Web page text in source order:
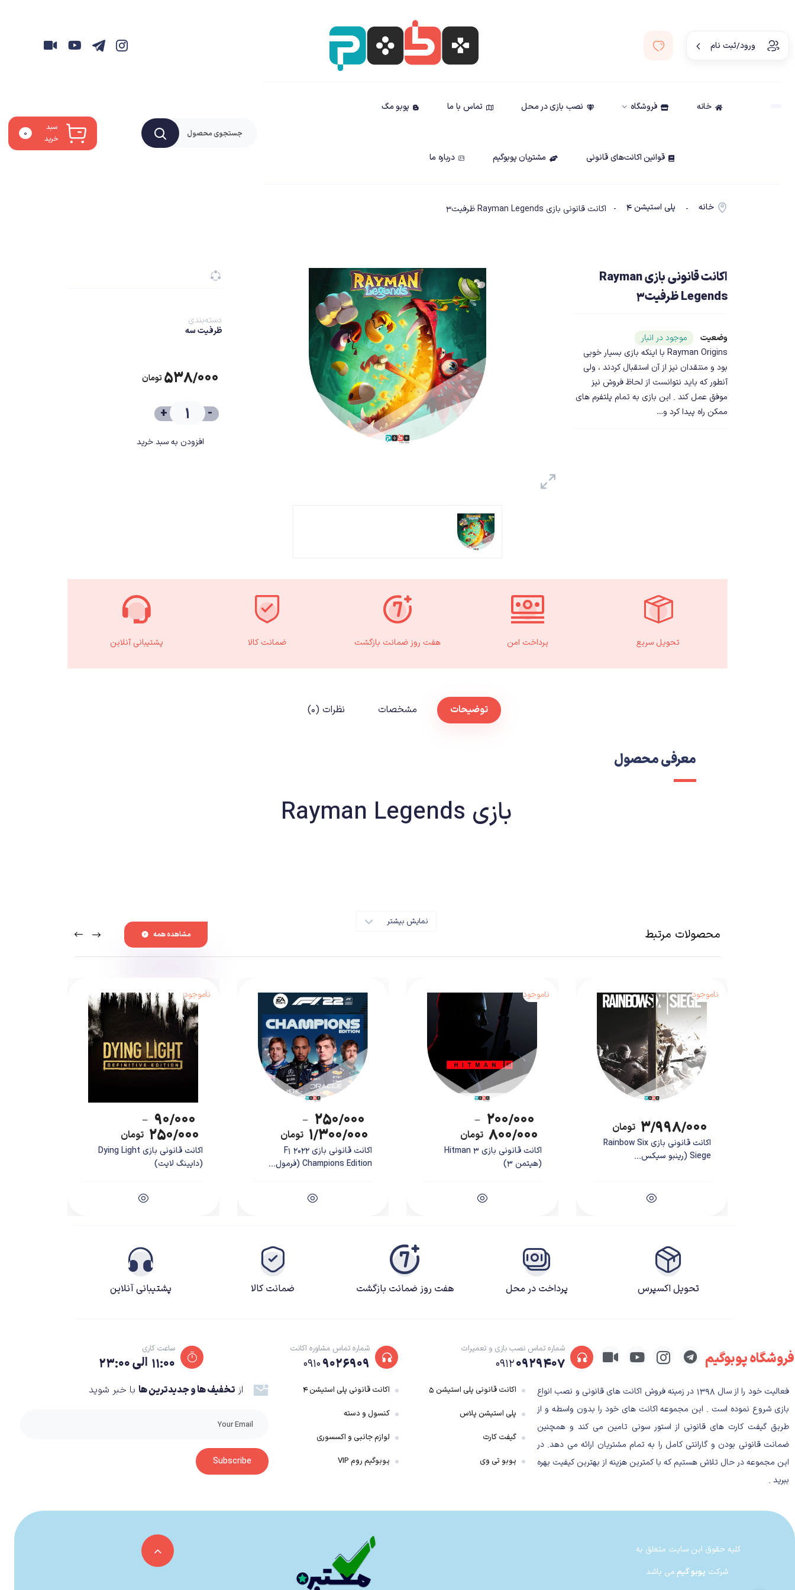
ورود/ثبت نام
خانه فروشگاه نصب بازی در محل تماس با ما پوبو مگ
قوانین اکانت‌های قانونی مشتریان پوبوگیم درباره ما
سبد
خرید
۰
خانه - پلی استیشن ۴ - اکانت قانونی بازی Rayman Legends ظرفیت3
اکانت قانونی بازی Rayman
Legends ظرفیت3
وضعیت موجود در انبارشناسه محصول ۲۳۷۶۱
Rayman Origins با اینکه بازی بسیار خوبی
بود و منتقدان نیز از آن استقبال کردند ، ولی
آنطور که باید نتوانست از لحاظ فروش نیز
موفق عمل کند . این بازی به تمام پلتفرم های
ممکن راه پیدا کرد و…
دسته‌بندی
ظرفیت سه
۵۳۸/۰۰۰ تومان
-
+
افزودن به سبد خرید
تحویل سریع پرداخت امن هفت روز ضمانت بازگشت ضمانت کالا پشتیبانی آنلاین
توضیحات مشخصات نظرات (۰)
معرفی محصول
بازی Rayman Legends
داستان بازی Rayman Legends
راست و سادهبدون هیچ پیچیدگی بی موردی که روند بازی را دچار افت کند ، روایت می کند . هر بار که مراحل یک تالار رو به اتمام است ، شما به دنبال یکی از آدم بد های قصه رفته و بعد از گیر
انداختن آن به شکلی تکراری که شاید هر دفعه برای بعضی ه جالب باشد ولی برای بعضی خسته کننده ، به سیاره ای دیگر می فرستند . اما مهم ترین نکته در نوع روایت این نوع بازی این است که مانع
روند جذاب بازی نشده و به گیم پلی بازی آسیبی نرساند و خوشبختانه سازندگان این امر را به خوبی رعایت کرده اند و باعث شده که داستان در کنار گیم پلی قرار بگیراد تا اینکه در برابر آن بایستد .
نمایش بیشتر
محصولات مرتبط مشاهده همه
ناموجود
۳/۹۹۸/۰۰۰ تومان
اکانت قانونی بازی Rainbow Six
Siege (رینبو سیکس...
ناموجود
۲۰۰/۰۰۰ –
۸۰۰/۰۰۰ تومان
اکانت قانونی بازی Hitman 3
(هیتمن 3)
۲۵۰/۰۰۰ –
۱/۳۰۰/۰۰۰ تومان
اکانت قانونی بازی F1 2022
Champions Edition (فرمول...
ناموجود
۹۰/۰۰۰ –
۲۵۰/۰۰۰ تومان
اکانت قانونی بازی Dying Light
(دایینگ لایت)
تحویل اکسپرس پرداخت در محل هفت روز ضمانت بازگشت ضمانت کالا پشتیبانی آنلاین
فروشگاه پوبوگیم
شماره تماس نصب بازی و تعمیرات
۰۹۱۲۰۹۲۹۴۰۷
شماره تماس مشاوره اکانت
۰۹۱۰۹۰۲۶۹۰۹
ساعت کاری
۱۱:۰۰ الی ۲۳:۰۰
فعالیت خود را از سال ۱۳۹۸ در زمینه فروش اکانت های قانونی و نصب انواع
بازی شروع نموده است . این مجموعه اکانت های خود را بدون واسطه و از
طریق گیفت کارت های قانونی از استور سونی تامین می کند و همچنین
ضمانت قانونی بودن و گارانتی کامل را به تمام مشتریان ارائه می دهد. در
این مجموعه در حال تلاش هستیم که با کمترین هزینه از بهترین کیفیت بهره
ببرید .
اکانت قانونی پلی استیشن ۵
پلی استیشن پلاس
گیفت کارت
پوبو تی وی
اکانت قانونی پلی استیشن ۴
کنسول و دسته
لوازم جانبی و اکسسوری
پوبوگیم روم VIP
از تخفیف ها و جدیدترین ها با خبر شوید
Subscribe
کلیه حقوق این سایت متعلق به
شرکت پوبو گیممی باشد